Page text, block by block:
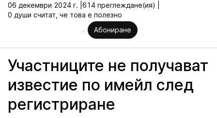
06 декември 2024 г. | 614 преглеждане(ия) |
0 души считат, че това е полезно
Абониране
Участниците не получават
известие по имейл след
регистриране